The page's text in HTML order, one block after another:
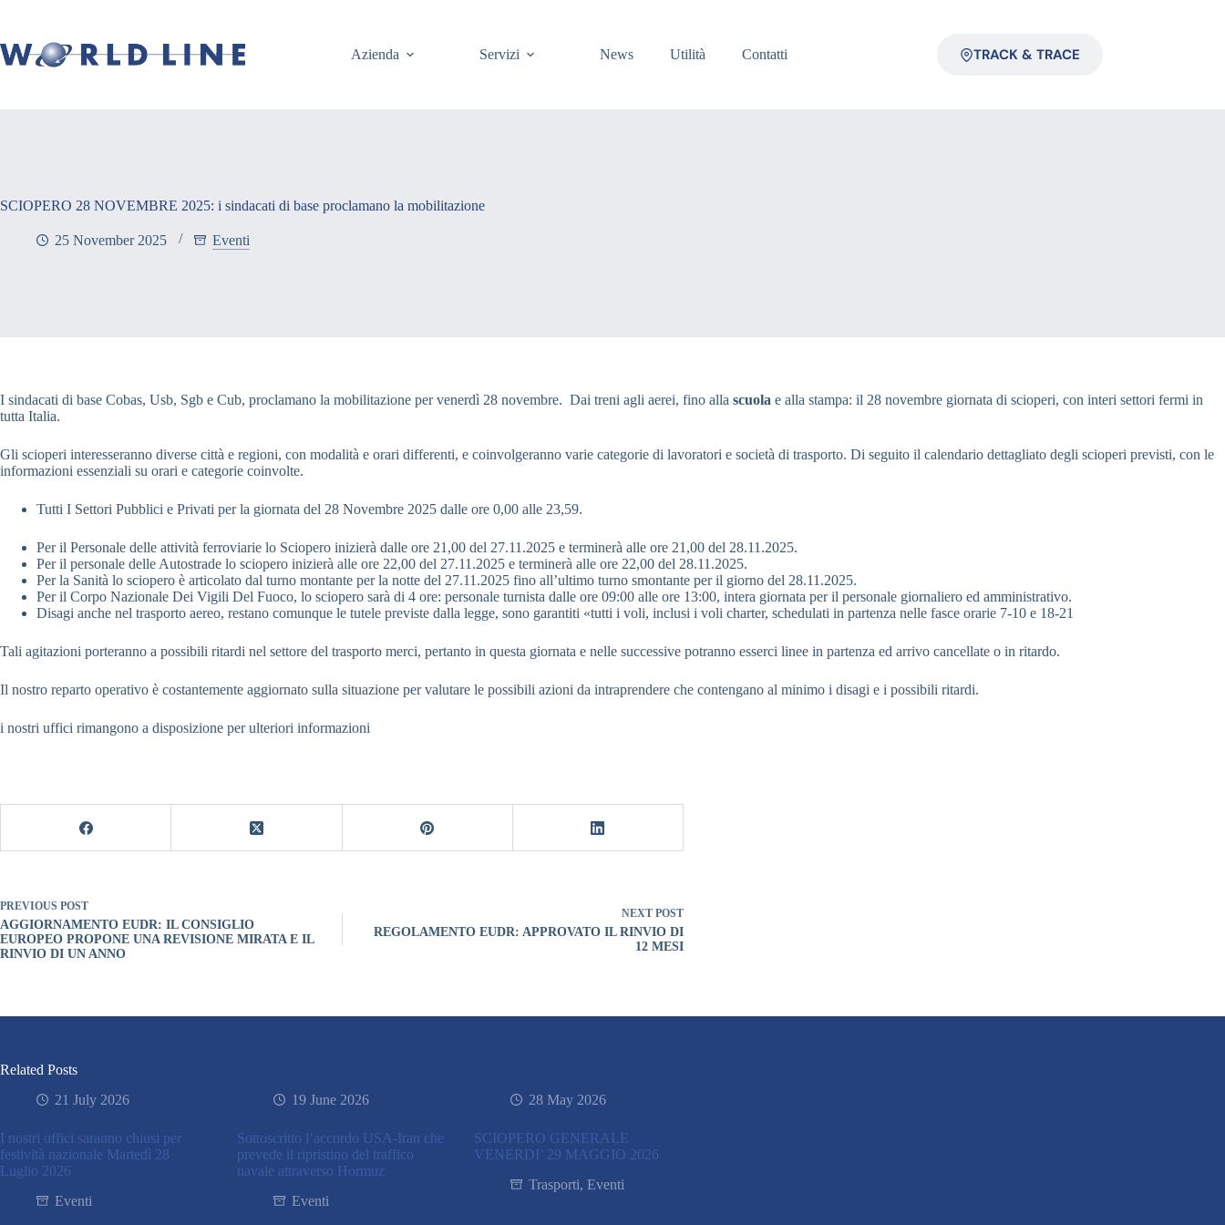
Azienda Servizi News Utilità Contatti TRACK & TRACE
SCIOPERO 28 NOVEMBRE 2025: i sindacati di base proclamano la mobilitazione
25 November 2025 Eventi
I sindacati di base Cobas, Usb, Sgb e Cub, proclamano la mobilitazione per venerdì 28 novembre. Dai treni agli aerei, fino alla scuola e alla stampa: il 28 novembre giornata di scioperi, con interi settori fermi in
tutta Italia.
Gli scioperi interesseranno diverse città e regioni, con modalità e orari differenti, e coinvolgeranno varie categorie di lavoratori e società di trasporto. Di seguito il calendario dettagliato degli scioperi previsti, con le
informazioni essenziali su orari e categorie coinvolte.
Tutti I Settori Pubblici e Privati per la giornata del 28 Novembre 2025 dalle ore 0,00 alle 23,59.
Per il Personale delle attività ferroviarie lo Sciopero inizierà dalle ore 21,00 del 27.11.2025 e terminerà alle ore 21,00 del 28.11.2025.
Per il personale delle Autostrade lo sciopero inizierà alle ore 22,00 del 27.11.2025 e terminerà alle ore 22,00 del 28.11.2025.
Per la Sanità lo sciopero è articolato dal turno montante per la notte del 27.11.2025 fino all’ultimo turno smontante per il giorno del 28.11.2025.
Per il Corpo Nazionale Dei Vigili Del Fuoco, lo sciopero sarà di 4 ore: personale turnista dalle ore 09:00 alle ore 13:00, intera giornata per il personale giornaliero ed amministrativo.
Disagi anche nel trasporto aereo, restano comunque le tutele previste dalla legge, sono garantiti «tutti i voli, inclusi i voli charter, schedulati in partenza nelle fasce orarie 7-10 e 18-21
Tali agitazioni porteranno a possibili ritardi nel settore del trasporto merci, pertanto in questa giornata e nelle successive potranno esserci linee in partenza ed arrivo cancellate o in ritardo.
Il nostro reparto operativo è costantemente aggiornato sulla situazione per valutare le possibili azioni da intraprendere che contengano al minimo i disagi e i possibili ritardi.
i nostri uffici rimangono a disposizione per ulteriori informazioni
PREVIOUS POST
AGGIORNAMENTO EUDR: IL CONSIGLIO
EUROPEO PROPONE UNA REVISIONE MIRATA E IL
RINVIO DI UN ANNO
NEXT POST
REGOLAMENTO EUDR: APPROVATO IL RINVIO DI
12 MESI
Related Posts
21 July 2026
I nostri uffici saranno chiusi per
festività nazionale Martedì 28
Luglio 2026
Eventi
19 June 2026
Sottoscritto l’accordo USA-Iran che
prevede il ripristino del traffico
navale attraverso Hormuz
Eventi
28 May 2026
SCIOPERO GENERALE
VENERDI’ 29 MAGGIO 2026
Trasporti, Eventi